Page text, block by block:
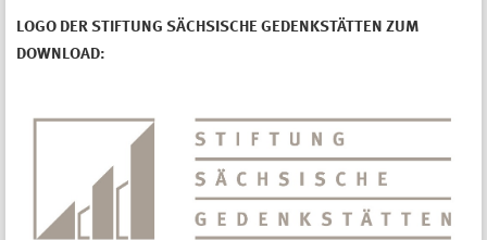
LOGO DER STIFTUNG SÄCHSISCHE GEDENKSTÄTTEN ZUM
DOWNLOAD: